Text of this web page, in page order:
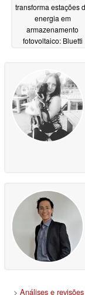
transforma estações
energia em
armazenamento
fotovoltaico: Bluetti
sacadas05/16/2026
> Análises e